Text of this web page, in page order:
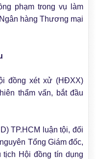
phạm trong vụ làm
hàng Thương mại
đồng xét xử (HĐXX)
thẩm vấn, bắt đầu
TP.HCM luận tội, đối
Tổng Giám đốc,
Hội đồng tín dụng